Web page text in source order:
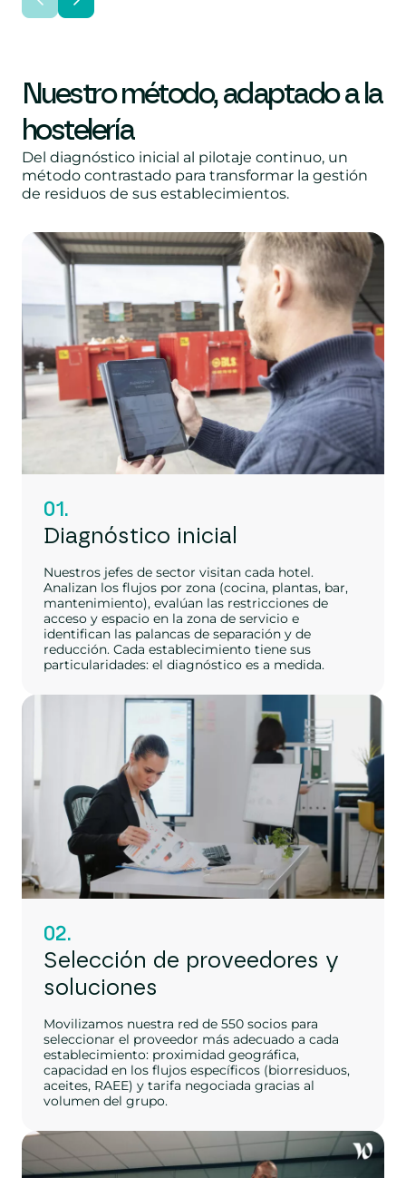
Nuestro método, adaptado a la
hostelería
Del diagnóstico inicial al pilotaje continuo, un
método contrastado para transformar la gestión
de residuos de sus establecimientos.
01.
Diagnóstico inicial
Nuestros jefes de sector visitan cada hotel.
Analizan los flujos por zona (cocina, plantas, bar,
mantenimiento), evalúan las restricciones de
acceso y espacio en la zona de servicio e
identifican las palancas de separación y de
reducción. Cada establecimiento tiene sus
particularidades: el diagnóstico es a medida.
02.
Selección de proveedores y
soluciones
Movilizamos nuestra red de 550 socios para
seleccionar el proveedor más adecuado a cada
establecimiento: proximidad geográfica,
capacidad en los flujos específicos (biorresiduos,
aceites, RAEE) y tarifa negociada gracias al
volumen del grupo.